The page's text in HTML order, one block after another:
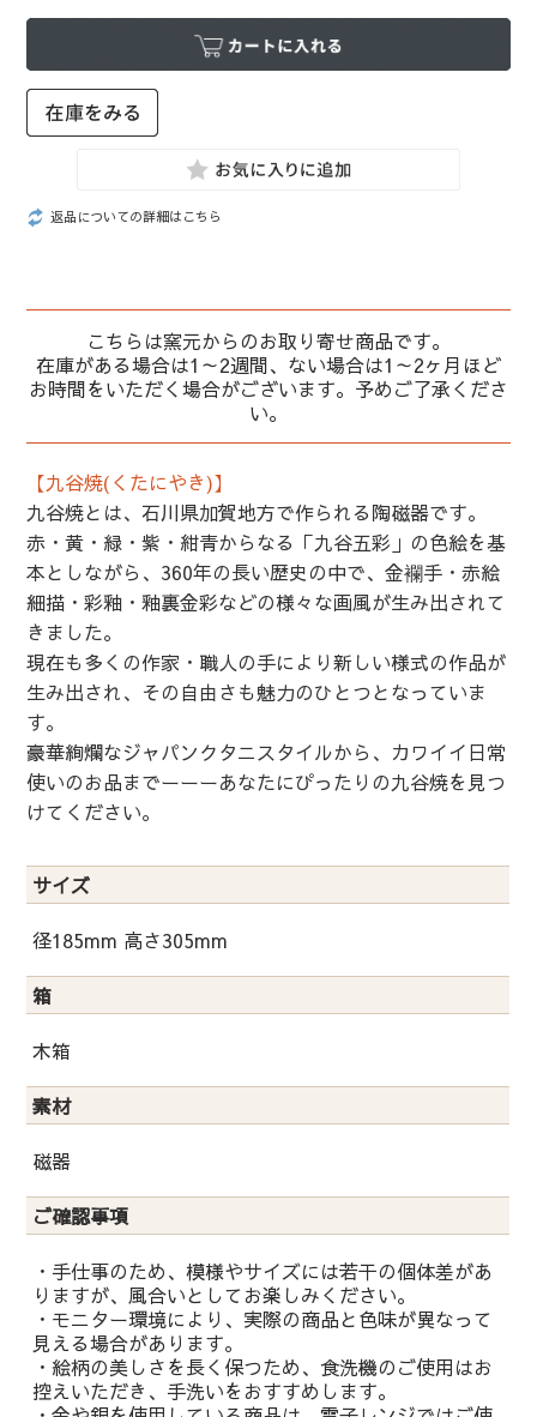
返品についての詳細はこちら
こちらは窯元からのお取り寄せ商品です。
在庫がある場合は1～2週間、ない場合は1～2ヶ月ほど
お時間をいただく場合がございます。予めご了承くださ
い。
【九谷焼(くたにやき)】
九谷焼とは、石川県加賀地方で作られる陶磁器です。
赤・黄・緑・紫・紺青からなる「九谷五彩」の色絵を基
本としながら、360年の長い歴史の中で、金襴手・赤絵
細描・彩釉・釉裏金彩などの様々な画風が生み出されて
きました。
現在も多くの作家・職人の手により新しい様式の作品が
生み出され、その自由さも魅力のひとつとなっていま
す。
豪華絢爛なジャパンクタニスタイルから、カワイイ日常
使いのお品までーーーあなたにぴったりの九谷焼を見つ
けてください。
サイズ
径185mm 高さ305mm
箱
木箱
素材
磁器
ご確認事項
・手仕事のため、模様やサイズには若干の個体差があ
りますが、風合いとしてお楽しみください。
・モニター環境により、実際の商品と色味が異なって
見える場合があります。
・絵柄の美しさを長く保つため、食洗機のご使用はお
控えいただき、手洗いをおすすめします。